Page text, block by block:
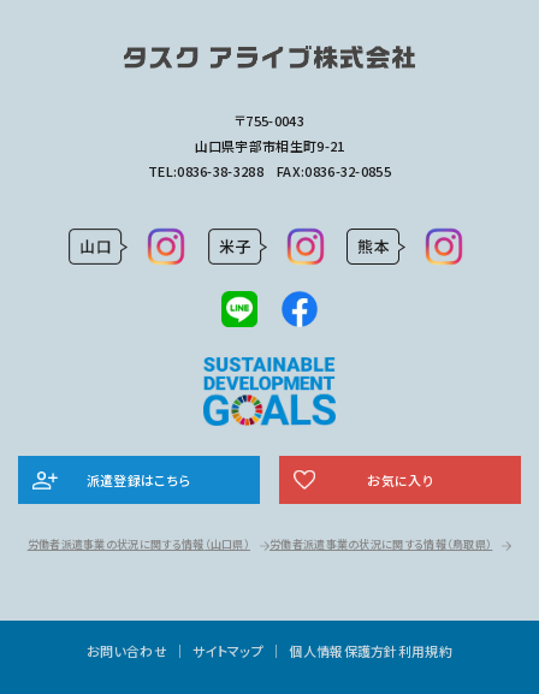
〒755-0043
山口県宇部市相生町9-21
TEL:0836-38-3288FAX:0836-32-0855
派遣登録はこちら お気に入り
労働者派遣事業の状況に関する情報 （山口県） 労働者派遣事業の状況に関する情報（鳥取県）
お問い合わせ サイトマップ 個人情報保護方針利用規約